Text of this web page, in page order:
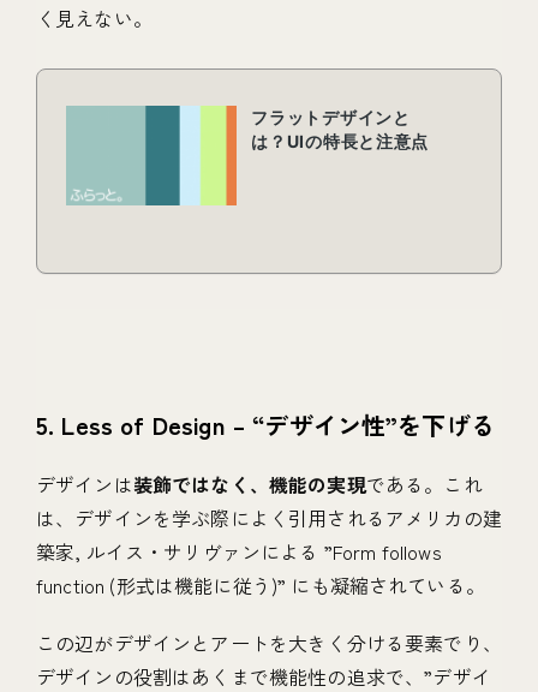
く見えない。
5. Less of Design – “デザイン性”を下げる
デザインは装飾ではなく、機能の実現である。これ
は、デザインを学ぶ際によく引用されるアメリカの建
築家, ルイス・サリヴァンによる ”Form follows
function (形式は機能に従う)” にも凝縮されている。
この辺がデザインとアートを大きく分ける要素でり、
デザインの役割はあくまで機能性の追求で、”デザイ